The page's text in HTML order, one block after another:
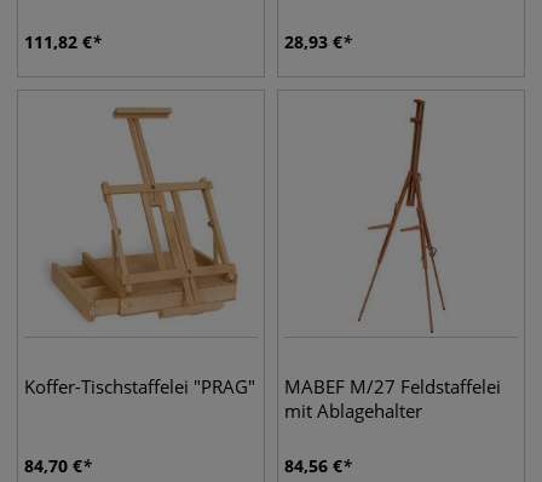
111,82 € 28,93 €
Koffer-Tischstaffelei "PRAG"
84,70 €
MABEF M/27 Feldstaffelei
mit Ablagehalter
84,56 €